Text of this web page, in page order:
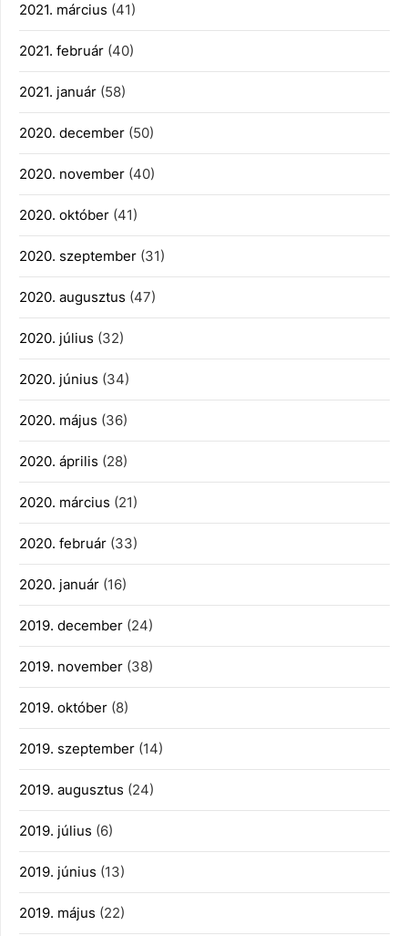
2021. március (41)
2021. február (40)
2021. január (58)
2020. december (50)
2020. november (40)
2020. október (41)
2020. szeptember (31)
2020. augusztus (47)
2020. július (32)
2020. június (34)
2020. május (36)
2020. április (28)
2020. március (21)
2020. február (33)
2020. január (16)
2019. december (24)
2019. november (38)
2019. október (8)
2019. szeptember (14)
2019. augusztus (24)
2019. július (6)
2019. június (13)
2019. május (22)